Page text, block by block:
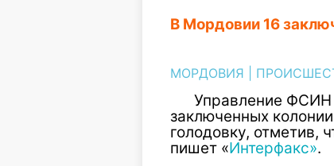
В Мордовии 16
МОРДОВИЯ
Управление
заключенных
голодовку, отметив,
пишет «Интерфакс».